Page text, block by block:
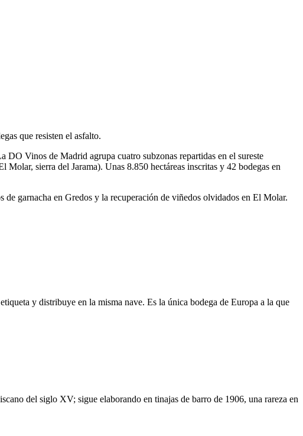
que resisten el asfalto.
Vinos de Madrid agrupa cuatro subzonas repartidas en el sureste
sierra del Jarama). Unas 8.850 hectáreas inscritas y 42 bodegas en
garnacha en Gredos y la recuperación de viñedos olvidados en El Molar.
y distribuye en la misma nave. Es la única bodega de Europa a la que
del siglo XV; sigue elaborando en tinajas de barro de 1906, una rareza en